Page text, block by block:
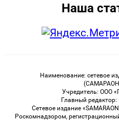
Наша
Наименование: сетевое
Учредитель: ООО
Главный
Сетевое издание
Роскомнадзором,